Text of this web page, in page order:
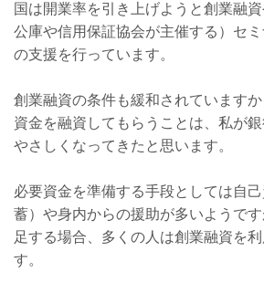
国は開業率を引き上げようと創業融
公庫や信用保証協会が主催する）セ
の支援を行っています。
創業融資の条件も緩和されています
資金を融資してもらうことは、私が
やさしくなってきたと思います。
必要資金を準備する手段としては自
蓄）や身内からの援助が多いようで
足する場合、多くの人は創業融資を
す。